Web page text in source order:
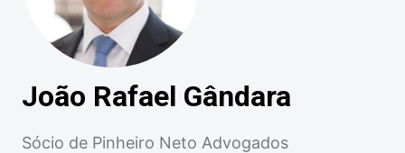
João Rafael Gândara
Sócio de Pinheiro Neto Advogados